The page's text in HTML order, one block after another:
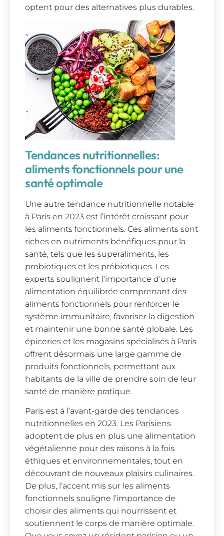
optent pour des alternatives plus durables.
Tendances nutritionnelles:
aliments fonctionnels pour une
santé optimale
Une autre tendance nutritionnelle notable
à Paris en 2023 est l’intérêt croissant pour
les aliments fonctionnels. Ces aliments sont
riches en nutriments bénéfiques pour la
santé, tels que les superaliments, les
probiotiques et les prébiotiques. Les
experts soulignent l’importance d’une
alimentation équilibrée comprenant des
aliments fonctionnels pour renforcer le
système immunitaire, favoriser la digestion
et maintenir une bonne santé globale. Les
épiceries et les magasins spécialisés à Paris
offrent désormais une large gamme de
produits fonctionnels, permettant aux
habitants de la ville de prendre soin de leur
santé de manière pratique.
Paris est à l’avant-garde des tendances
nutritionnelles en 2023. Les Parisiens
adoptent de plus en plus une alimentation
végétalienne pour des raisons à la fois
éthiques et environnementales, tout en
découvrant de nouveaux plaisirs culinaires.
De plus, l’accent mis sur les aliments
fonctionnels souligne l’importance de
choisir des aliments qui nourrissent et
soutiennent le corps de manière optimale.